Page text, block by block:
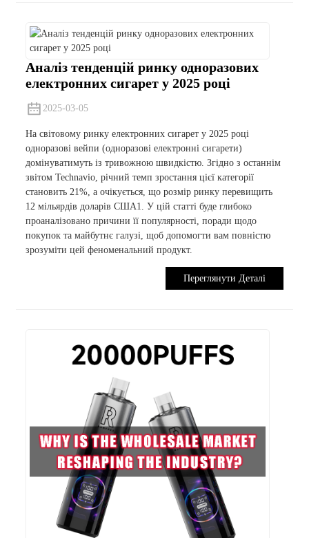
Аналіз тенденцій ринку одноразових
електронних сигарет у 2025 році
2025-03-05
На світовому ринку електронних сигарет у 2025 році
одноразові вейпи (одноразові електронні сигарети)
домінуватимуть із тривожною швидкістю. Згідно з останнім
звітом Technavio, річний темп зростання цієї категорії
становить 21%, а очікується, що розмір ринку перевищить
12 мільярдів доларів США1. У ​​цій статті буде глибоко
проаналізовано причини її популярності, поради щодо
покупок та майбутнє галузі, щоб допомогти вам повністю
зрозуміти цей феноменальний продукт.
Переглянути Деталі